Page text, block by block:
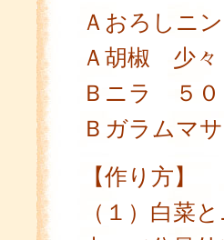
Ａおろしニ
Ａ胡椒 少々
Ｂニラ ５０
Ｂガラムマ
【作り方】
（１）白菜